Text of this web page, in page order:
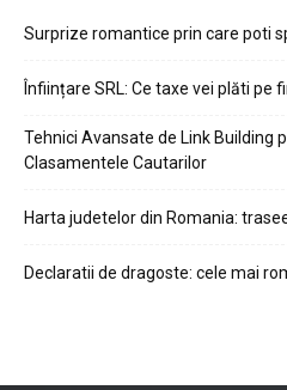
Surprize romantice prin care poti
Înființare SRL: Ce taxe vei plăti pe
Tehnici Avansate de Link Building
Clasamentele Cautarilor
Harta judetelor din Romania:
Declaratii de dragoste: cele mai